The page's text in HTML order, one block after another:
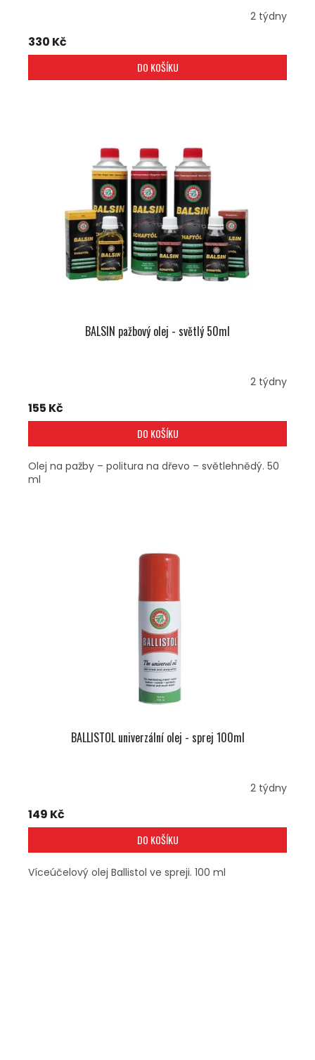
2 týdny
330 Kč
DO KOŠÍKU
BALSIN pažbový olej - světlý 50ml
2 týdny
155 Kč
DO KOŠÍKU
Olej na pažby – politura na dřevo – světlehnědý. 50
ml
BALLISTOL univerzální olej - sprej 100ml
2 týdny
149 Kč
DO KOŠÍKU
Víceúčelový olej Ballistol ve spreji. 100 ml